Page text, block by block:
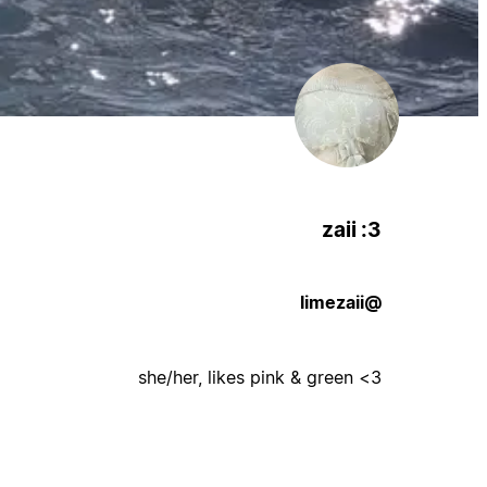
zaii :3
@limezaii
she/her, likes pink & green <3